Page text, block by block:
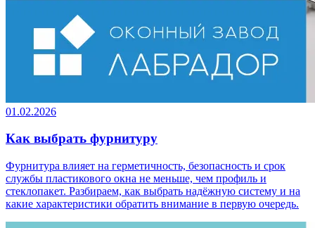
01.02.2026
Как выбрать фурнитуру
Фурнитура влияет на герметичность, безопасность и срок
службы пластикового окна не меньше, чем профиль и
стеклопакет. Разбираем, как выбрать надёжную систему и на
какие характеристики обратить внимание в первую очередь.